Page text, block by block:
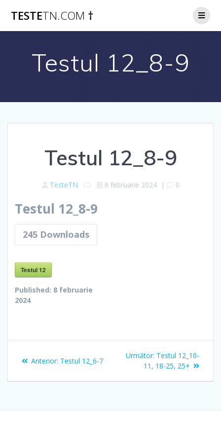
TESTETN.COM †
Testul 12_8-9
Testul 12_8-9
TesteTN 8 februarie 2024| 0
Testul 12_8-9
245 Downloads
Testul 12
Published: 8 februarie
2024
Anterior: Articolul
Testul 12_6-7
Următor: Articolul
următor:
Testul 12_10-
11, 18-25, 25+